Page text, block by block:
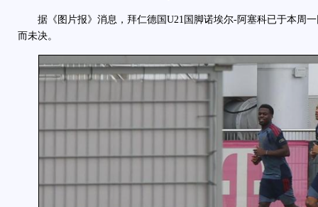
据《图片报》消息，拜仁德国U21国脚诺埃尔-阿塞科已于本周一
而未决。